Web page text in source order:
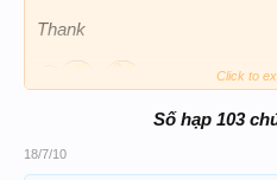
Thank
A Hien coi giai gium em giac
Click to
Số hạp 103
18/7/10